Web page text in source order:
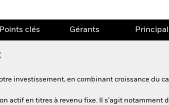
Points clés Gérants
investissement, en combinant croissance du
actif en titres à revenu fixe. Il s’agit notamment